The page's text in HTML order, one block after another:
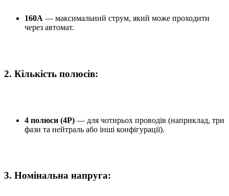
160A — максимальний струм, який може проходити
через автомат.
2. Кількість полюсів:
4 полюси (4P) — для чотирьох проводів (наприклад, три
фази та нейтраль або інші конфігурації).
3. Номінальна напруга: